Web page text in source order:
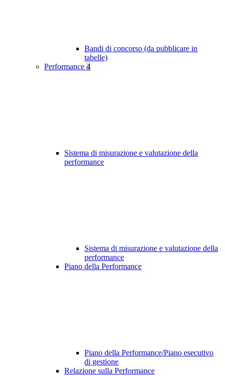
Bandi di concorso (da pubblicare in
tabelle)
Performance 4
Sistema di misurazione e valutazione della
performance
Sistema di misurazione e valutazione della
performance
Piano della Performance
Piano della Performance/Piano esecutivo
di gestione
Relazione sulla Performance